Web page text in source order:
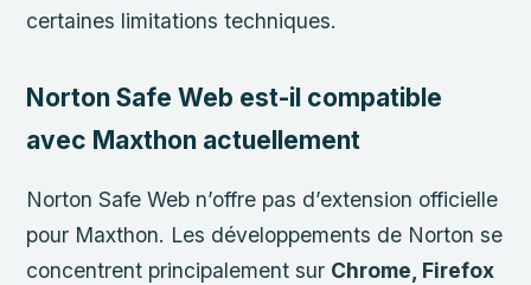
certaines limitations techniques.
Norton Safe Web est-il compatible
avec Maxthon actuellement
Norton Safe Web n’offre pas d’extension officielle
pour Maxthon. Les développements de Norton se
concentrent principalement sur Chrome, Firefox